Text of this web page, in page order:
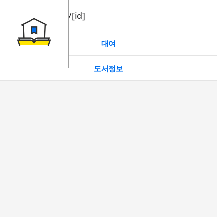
book/rent/[id]
대여
도서정보